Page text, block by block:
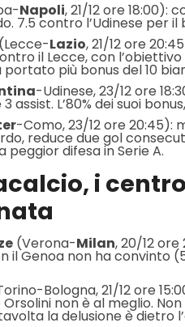
Napoli, 21/12 ore 18:00):
7.5 contro l’Udinese per
(Lecce-Lazio, 21/12 ore
il Lecce, con
più bonus del 10
-Udinese, 23/12 ore
assist. L’80% dei suoi
-Como, 23/12 ore 20:45):
reduce due gol
peggior difesa in Serie A.
i
(Verona-Milan, 20/12
il Genoa non ha convinto
Bologna, 21/12 ore
Orsolini non è al meglio.
la delusione è dietro